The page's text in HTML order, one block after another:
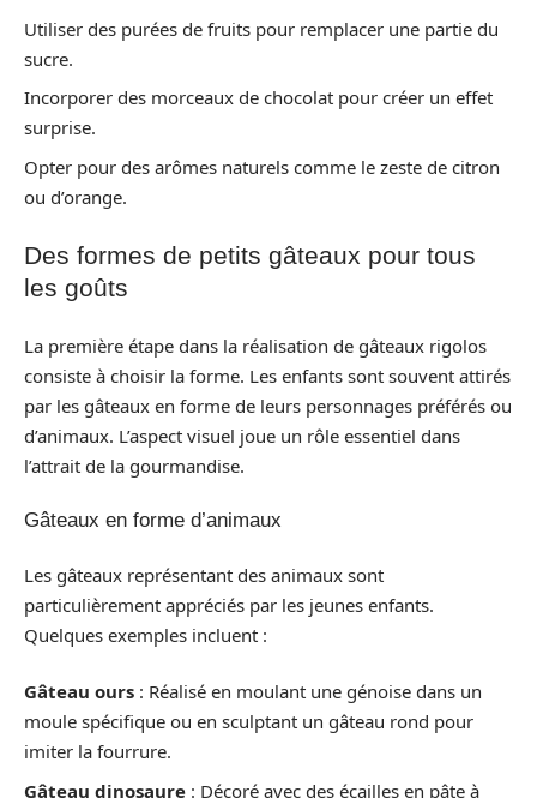
Utiliser des purées de fruits pour remplacer une partie du
sucre.
Incorporer des morceaux de chocolat pour créer un effet
surprise.
Opter pour des arômes naturels comme le zeste de citron
ou d’orange.
Des formes de petits gâteaux pour tous
les goûts
La première étape dans la réalisation de gâteaux rigolos
consiste à choisir la forme. Les enfants sont souvent attirés
par les gâteaux en forme de leurs personnages préférés ou
d’animaux. L’aspect visuel joue un rôle essentiel dans
l’attrait de la gourmandise.
Gâteaux en forme d’animaux
Les gâteaux représentant des animaux sont
particulièrement appréciés par les jeunes enfants.
Quelques exemples incluent :
Gâteau ours : Réalisé en moulant une génoise dans un
moule spécifique ou en sculptant un gâteau rond pour
imiter la fourrure.
Gâteau dinosaure : Décoré avec des écailles en pâte à